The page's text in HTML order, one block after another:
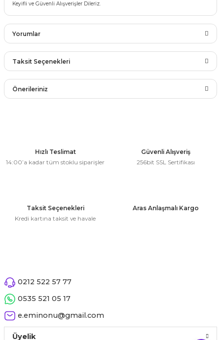
Keyifli ve Güvenli Alışverişler Dileriz.
Yorumlar
Bu ürüne ilk yorumu siz yapın!
Taksit Seçenekleri
Önerileriniz
Görüş ve önerileriniz için teşekkür ederiz.
Ürün fiyatı diğer sitelerden daha pahalı.
Hızlı Teslimat
14:00’a kadar tüm stoklu siparişler
Güvenli Alışveriş
256bit SSL Sertifikası
Taksit Seçenekleri
Kredi kartına taksit ve havale
Aras Anlaşmalı Kargo
0212 522 57 77
0535 521 05 17
e.eminonu@gmail.com
Üyelik